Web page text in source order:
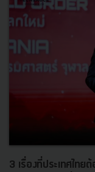
3 เรื่องที่ประเทศไท